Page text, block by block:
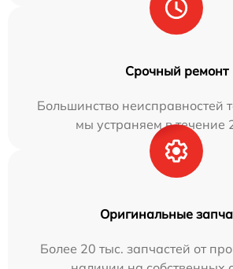
Срочный ремонт
Большинство неисправностей
мы устраняем в течение
Оригинальные
Более 20 тыс. запчастей от